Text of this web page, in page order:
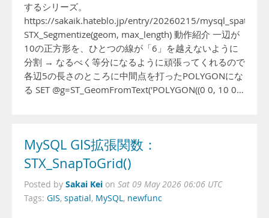
するシリーズ。
https://sakaik.hateblo.jp/entry/20260215/
STX_Segmentize(geom, max_length) 動作紹介 一辺が
10の正方形を、ひとつの線が「6」を越えないように
分割 → なるべく等分になるように頑張ってくれるので
各辺5の長さのところに中間点を打ったPOLYGONにな
る SET @g=ST_GeomFromText('POLYGON((0 0, 10 0…
MySQL GIS拡張関数：
STX_SnapToGrid()
Posted by Sakai Kei on Sat 09 May 2026 06:06 UTC
Tags: GIS, spatial, MySQL, newfunc